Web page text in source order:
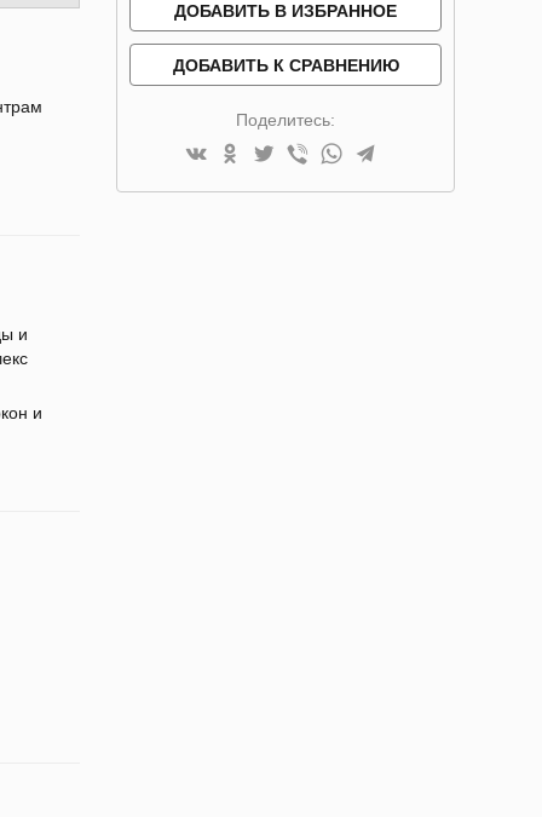
и
и
ДОБАВИТЬ В ИЗБРАННОЕ
ДОБАВИТЬ К СРАВНЕНИЮ
Поделитесь: